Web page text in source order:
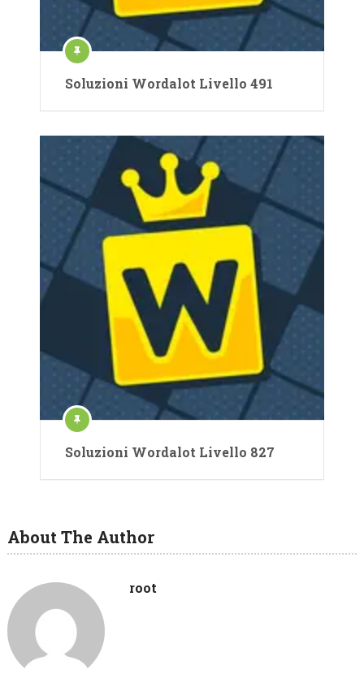
Soluzioni Wordalot Livello 491
Soluzioni Wordalot Livello 827
About The Author
root